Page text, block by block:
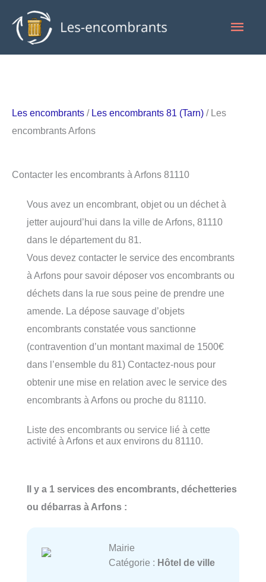
contenu
Les encombrants / Les encombrants 81 (Tarn) / Les
encombrants Arfons
Contacter les encombrants à Arfons 81110
Vous avez un encombrant, objet ou un déchet à
jetter aujourd’hui dans la ville de Arfons, 81110
dans le département du 81.
Vous devez contacter le service des encombrants
à Arfons pour savoir déposer vos encombrants ou
déchets dans la rue sous peine de prendre une
amende. La dépose sauvage d’objets
encombrants constatée vous sanctionne
(contravention d’un montant maximal de 1500€
dans l’ensemble du 81) Contactez-nous pour
obtenir une mise en relation avec le service des
encombrants à Arfons ou proche du 81110.
Liste des encombrants ou service lié à cette
activité à Arfons et aux environs du 81110.
Il y a 1 services des encombrants, déchetteries
ou débarras à Arfons :
Mairie
Catégorie : Hôtel de ville